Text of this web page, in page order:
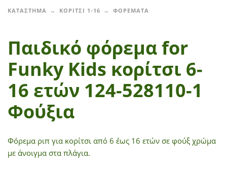
ΚΑΤΑΣΤΗΜΑ ΚΟΡΙΤΣΙ 1-16 ΦΟΡΕΜΑΤΑ
Παιδικό φόρεμα for
Funky Kids κορίτσι 6-
16 ετών 124-528110-1
Φούξια
Φόρεμα ριπ για κορίτσι από 6 έως 16 ετών σε φούξ χρώμα
με άνοιγμα στα πλάγια.